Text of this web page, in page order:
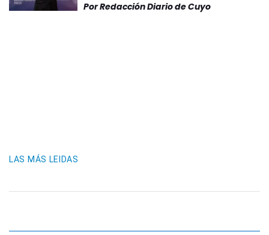
PorRedacción Diario de Cuyo
LAS MÁS LEIDAS